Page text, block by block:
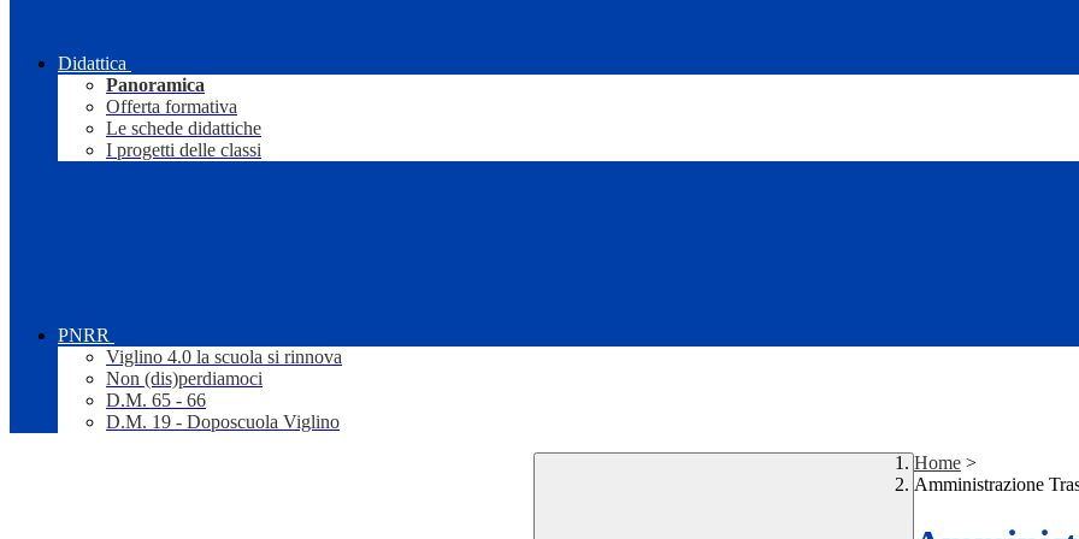
Didattica
Panoramica
Offerta formativa
Le schede didattiche
I progetti delle classi
PNRR
Viglino 4.0 la scuola si rinnova
Non (dis)perdiamoci
D.M. 65 - 66
D.M. 19 - Doposcuola Viglino
Home >
Amministrazione